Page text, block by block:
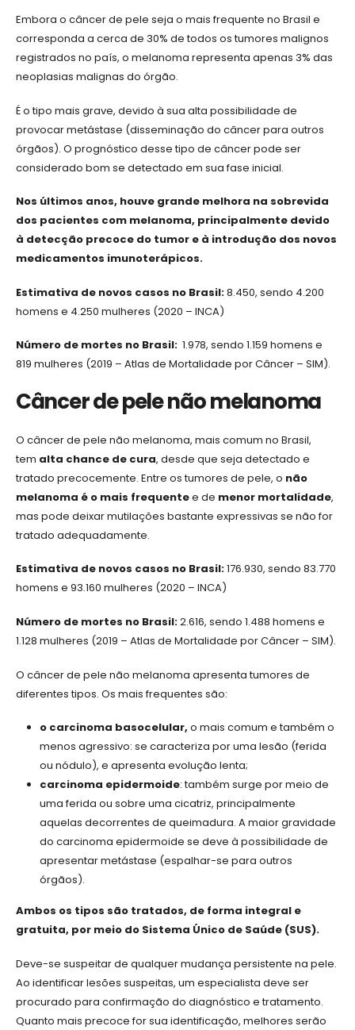
Embora o câncer de pele seja o mais frequente no Brasil e
corresponda a cerca de 30% de todos os tumores malignos
registrados no país, o melanoma representa apenas 3% das
neoplasias malignas do órgão.
É o tipo mais grave, devido à sua alta possibilidade de
provocar metástase (disseminação do câncer para outros
órgãos). O prognóstico desse tipo de câncer pode ser
considerado bom se detectado em sua fase inicial.
Nos últimos anos, houve grande melhora na sobrevida
dos pacientes com melanoma, principalmente devido
à detecção precoce do tumor e à introdução dos novos
medicamentos imunoterápicos.
Estimativa de novos casos no Brasil:8.450, sendo 4.200
homens e 4.250 mulheres (2020 – INCA)
Número de mortes no Brasil: 1.978, sendo 1.159 homens e
819 mulheres (2019 – Atlas de Mortalidade por Câncer – SIM).
Câncer de pele não melanoma
O câncer de pele não melanoma, mais comum no Brasil,
tem alta chance de cura, desde que seja detectado e
tratado precocemente. Entre os tumores de pele, o não
melanoma é o mais frequentee de menor mortalidade,
mas pode deixar mutilações bastante expressivas se não for
tratado adequadamente.
Estimativa de novos casos no Brasil:176.930, sendo 83.770
homens e 93.160 mulheres (2020 – INCA)
Número de mortes no Brasil:2.616, sendo 1.488 homens e
1.128 mulheres (2019 – Atlas de Mortalidade por Câncer – SIM).
O câncer de pele não melanoma apresenta tumores de
diferentes tipos. Os mais frequentes são:
o carcinoma basocelular, o mais comum e também o
menos agressivo: se caracteriza por uma lesão (ferida
ou nódulo), e apresenta evolução lenta;
carcinoma epidermoide: também surge por meio de
uma ferida ou sobre uma cicatriz, principalmente
aquelas decorrentes de queimadura. A maior gravidade
do carcinoma epidermoide se deve à possibilidade de
apresentar metástase (espalhar-se para outros
órgãos).
Ambos os tipos são tratados, de forma integral e
gratuita, por meio do Sistema Único de Saúde (SUS).
Deve-se suspeitar de qualquer mudança persistente na pele.
Ao identificar lesões suspeitas, um especialista deve ser
procurado para confirmação do diagnóstico e tratamento.
Quanto mais precoce for sua identificação, melhores serão